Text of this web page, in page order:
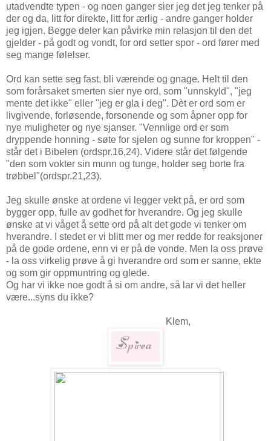
utadvendte typen - og noen ganger sier jeg det jeg tenker på
der og da, litt for direkte, litt for ærlig - andre ganger holder
jeg igjen. Begge deler kan påvirke min relasjon til den det
gjelder - på godt og vondt, for ord setter spor - ord fører med
seg mange følelser.
Ord kan sette seg fast, bli værende og gnage. Helt til den
som forårsaket smerten sier nye ord, som "unnskyld", "jeg
mente det ikke" eller "jeg er gla i deg". Dèt er ord som er
livgivende, forløsende, forsonende og som åpner opp for
nye muligheter og nye sjanser. "Vennlige ord er som
dryppende honning - søte for sjelen og sunne for kroppen" -
står det i Bibelen (ordspr.16,24). Videre står det følgende
"den som vokter sin munn og tunge, holder seg borte fra
trøbbel"(ordspr.21,23).
Jeg skulle ønske at ordene vi legger vekt på, er ord som
bygger opp, fulle av godhet for hverandre. Og jeg skulle
ønske at vi våget å sette ord på alt det gode vi tenker om
hverandre. I stedet er vi blitt mer og mer redde for reaksjoner
på de gode ordene, enn vi er på de vonde. Men la oss prøve
- la oss virkelig prøve å gi hverandre ord som er sanne, ekte
og som gir oppmuntring og glede.
Og har vi ikke noe godt å si om andre, så lar vi det heller
være...syns du ikke?
Klem,